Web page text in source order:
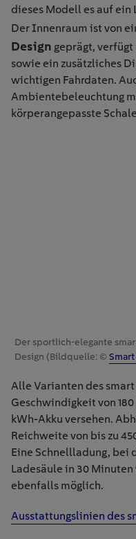
dieses Modell es auf ein
Der Innenraum ist von
Design geprägt, verfügt
sowie ein zusätzliches
wichtigen Fahrdaten.
Ambientebeleuchtung
körperangepasste
Der sportlich-elegante
Design (Bildquelle: © Smart
Alle Varianten des
Geschwindigkeit von
kWh-Akku versehen.
Reichweite von bis zu
Eine Schnellladung, bei
Ladesäule in 30 Minuten
ebenfalls möglich.
Ausstattungslinien des s